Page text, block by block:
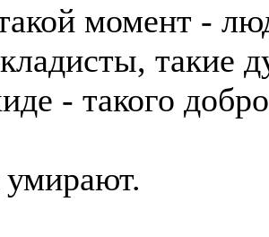
момент -
такие
- такого